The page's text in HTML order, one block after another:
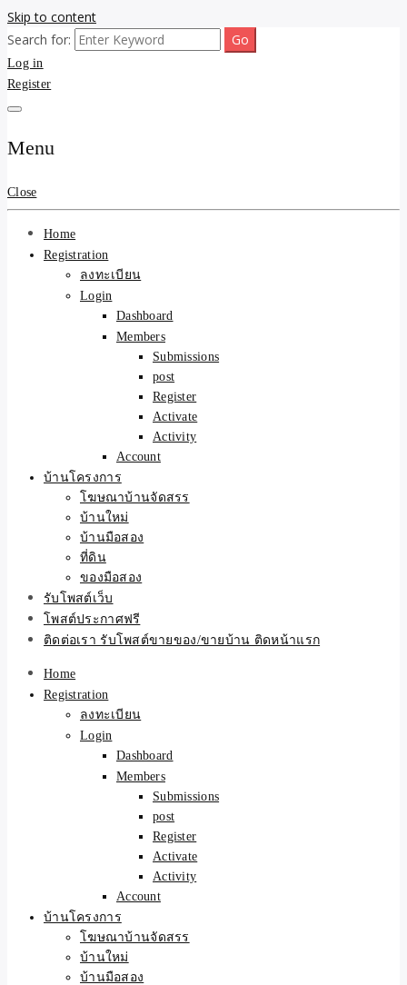
Skip to content
รับจ้างโพสต์ขายบ้าน ขาย
ของ ติดหน้าแรก Google Ai
Search ราคาถูกที่สุด! เน้น
ความคุ้มค่า "ถูกและดีมีอยู่
จริง" (เหมาะกับพ่อค้า
แม่ค้า) บริการโพสต์เว็บ
บอร์ด SEO การันตีงานดี
100% ✨
ขายบ้านไม่ออก ขายสินค้าไม่ได้ บอกเรา! รับจ้างลงโพสต์อสังหาฯ รับโพส
เว็บบอร์ดSEO ดันติดหน้าแรก Google AI ชัวร์ 🎯 … ให้เราจัดการให้! ด้วย
ระบบ AI Search & SEO ที่แม่นยำที่สุด
Search for:
Log in
Register
Menu
Close
Home
Registration
ลงทะเบียน
Login
Dashboard
Members
Submissions
post
Register
Activate
Activity
Account
บ้านโครงการ
โฆษณาบ้านจัดสรร
บ้านใหม่
บ้านมือสอง
ที่ดิน
ของมือสอง
รับโพสต์เว็บ
โพสต์ประกาศฟรี
ติดต่อเรา รับโพสต์ขายของ/ขายบ้าน ติดหน้าแรก
Home
Registration
ลงทะเบียน
Login
Dashboard
Members
Submissions
post
Register
Activate
Activity
Account
บ้านโครงการ
โฆษณาบ้านจัดสรร
บ้านใหม่
บ้านมือสอง